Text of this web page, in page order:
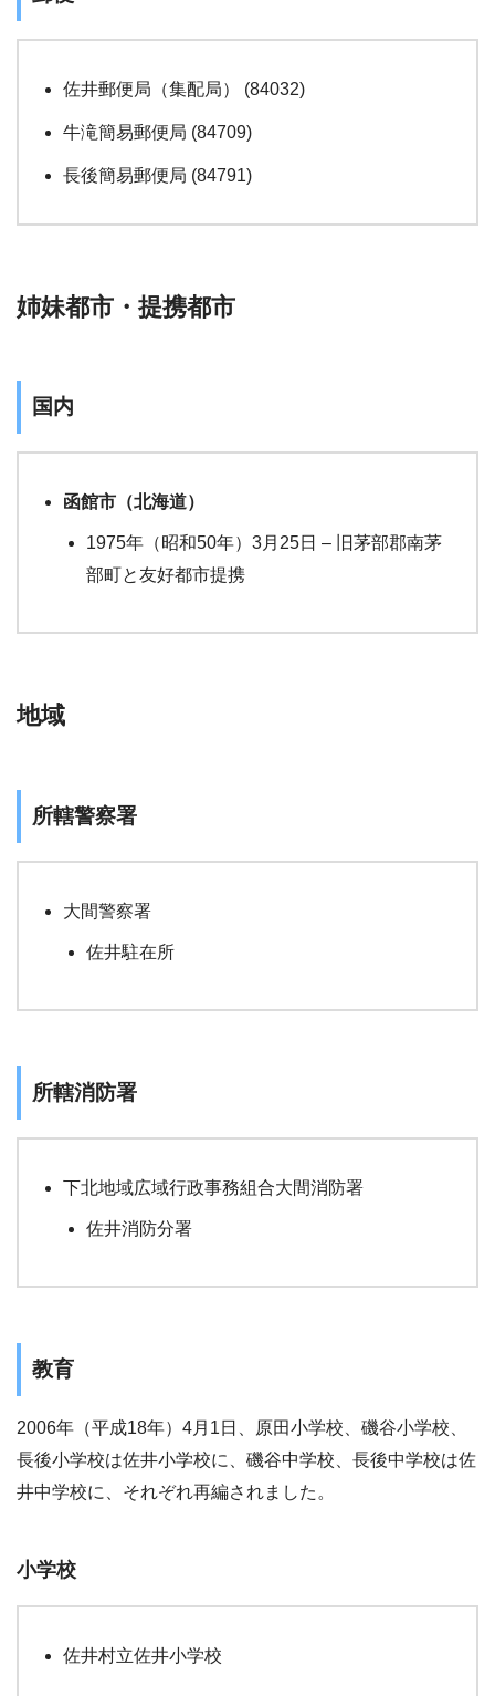
佐井郵便局（集配局） (84032)
牛滝簡易郵便局 (84709)
長後簡易郵便局 (84791)
姉妹都市・提携都市
国内
函館市（北海道）
1975年（昭和50年）3月25日 – 旧茅部郡南茅
部町と友好都市提携
地域
所轄警察署
大間警察署
佐井駐在所
所轄消防署
下北地域広域行政事務組合大間消防署
佐井消防分署
教育
2006年（平成18年）4月1日、原田小学校、磯谷小学校、
長後小学校は佐井小学校に、磯谷中学校、長後中学校は佐
井中学校に、それぞれ再編されました。
小学校
佐井村立佐井小学校